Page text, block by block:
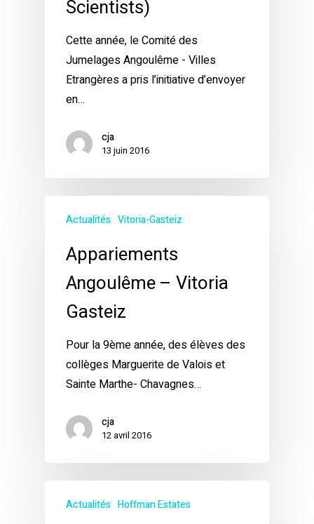
Scientists)
Cette année, le Comité des
Jumelages Angoulême - Villes
Etrangères a pris l’initiative d’envoyer
en…
cja
13 juin 2016
Actualités Vitoria-Gasteiz
Appariements
Angoulême – Vitoria
Gasteiz
Pour la 9ème année, des élèves des
collèges Marguerite de Valois et
Sainte Marthe- Chavagnes…
cja
12 avril 2016
Actualités Hoffman Estates